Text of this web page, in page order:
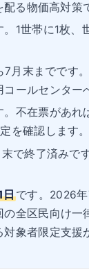
る物価高対策
1世帯に1枚
月末までです
ールセンター
不在票があ
を確認します。
で終了済みで
日です。2026
全区民向け
象者限定支援